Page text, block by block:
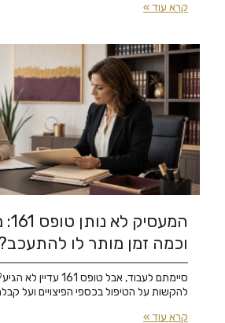
קרא עוד »
וכמה זמן מותר לו
סיימתם לעבוד, אבל טופס
להקשות על הטיפול בכספי הפיצויים ועל
קרא עוד »